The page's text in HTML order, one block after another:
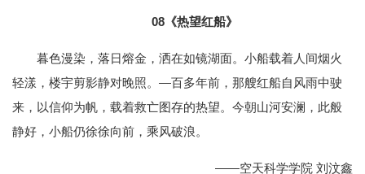
08 《热望红船》
暮色漫染，落日熔金，洒在如镜湖面。小船载着人间烟火
轻漾，楼宇剪影静对晚照。—百多年前，那艘红船自风雨中驶
来，以信仰为帆，载着救亡图存的热望。今朝山河安澜，此般
静好，小船仍徐徐向前，乘风破浪。
——空天科学学院 刘汶鑫